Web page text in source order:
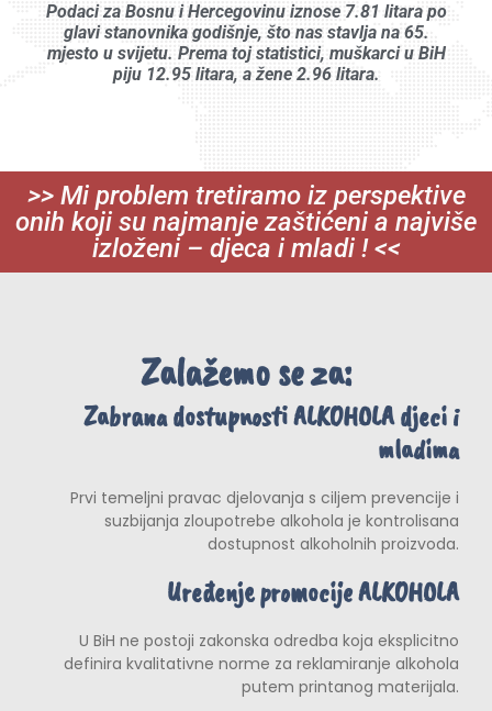
Podaci za Bosnu i Hercegovinu iznose 7.81 litara po
glavi stanovnika godišnje, što nas stavlja na 65.
mjesto u svijetu. Prema toj statistici, muškarci u BiH
piju 12.95 litara, a žene 2.96 litara.
>> Mi problem tretiramo iz perspektive
onih koji su najmanje zaštićeni a najviše
izloženi – djeca i mladi ! <<
Zalažemo se za:
Zabrana dostupnosti ALKOHOLA djeci i
mladima
Prvi temeljni pravac djelovanja s ciljem prevencije i
suzbijanja zloupotrebe alkohola je kontrolisana
dostupnost alkoholnih proizvoda.
Uređenje promocije ALKOHOLA
U BiH ne postoji zakonska odredba koja eksplicitno
definira kvalitativne norme za reklamiranje alkohola
putem printanog materijala.